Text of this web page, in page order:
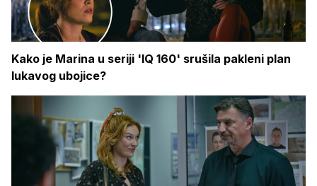
Kako je Marina u seriji 'IQ 160' srušila pakleni plan
lukavog ubojice?